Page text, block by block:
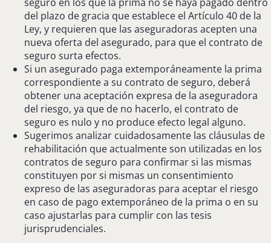
del plazo de gracia que establece el Artículo 40 de la
Ley, y requieren que las aseguradoras acepten una
nueva oferta del asegurado, para que el contrato de
seguro surta efectos.
Si un asegurado paga extemporáneamente la prima
correspondiente a su contrato de seguro, deberá
obtener una aceptación expresa de la aseguradora
del riesgo, ya que de no hacerlo, el contrato de
seguro es nulo y no produce efecto legal alguno.
Sugerimos analizar cuidadosamente las cláusulas de
rehabilitación que actualmente son utilizadas en los
contratos de seguro para confirmar si las mismas
constituyen por si mismas un consentimiento
expreso de las aseguradoras para aceptar el riesgo
en caso de pago extemporáneo de la prima o en su
caso ajustarlas para cumplir con las tesis
jurisprudenciales.